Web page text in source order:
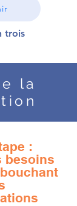
trois
la
:
besoins